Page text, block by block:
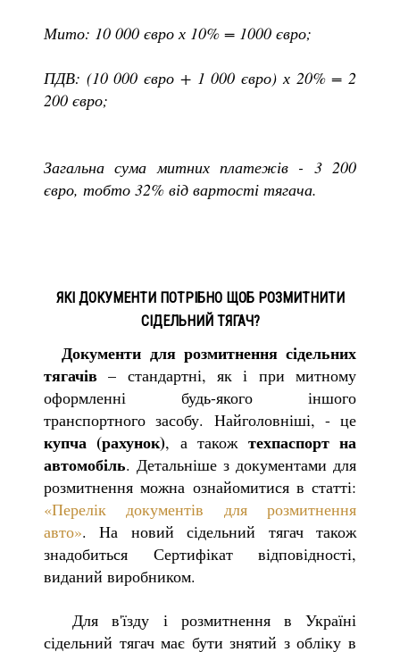
Мито: 10 000 євро х 10% = 1000 євро;
ПДВ: (10 000 євро + 1 000 євро) х 20% = 2
200 євро;
Загальна сума митних платежів - 3 200
євро, тобто 32% від вартості тягача.
ЯКІ ДОКУМЕНТИ ПОТРІБНО ЩОБ РОЗМИТНИТИ
СІДЕЛЬНИЙ ТЯГАЧ?
Документи для розмитнення сідельних
тягачів – стандартні, як і при митному
оформленні будь-якого іншого
транспортного засобу. Найголовніші, - це
купча (рахунок), а також техпаспорт на
автомобіль. Детальніше з документами для
розмитнення можна ознайомитися в статті:
«Перелік документів для розмитнення
авто». На новий сідельний тягач також
знадобиться Сертифікат відповідності,
виданий виробником.
Для в'їзду і розмитнення в Україні
сідельний тягач має бути знятий з обліку в